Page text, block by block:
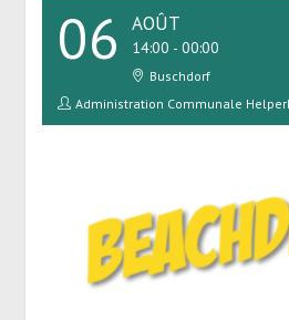
06 AOÛT
14:00 -00:00
Buschdorf
Administration Communale